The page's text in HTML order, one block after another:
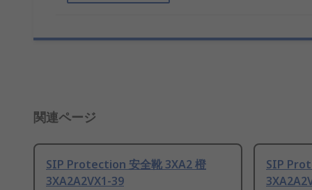
関連ページ
SIP Protection 安全靴 3XA2 橙
3XA2A2VX1-39
SIP